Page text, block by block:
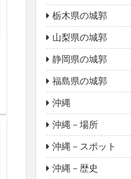
栃木県の城郭
山梨県の城郭
静岡県の城郭
福島県の城郭
沖縄
沖縄－場所
沖縄－スポット
沖縄－歴史